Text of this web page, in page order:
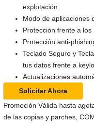
explotación
Modo de aplicaciones
Protección frente a
Protección anti-
Teclado Seguro y
tus datos frente a
Actualizaciones
Solicitar Ahora
Promoción Válida hasta
de las copias y parches,